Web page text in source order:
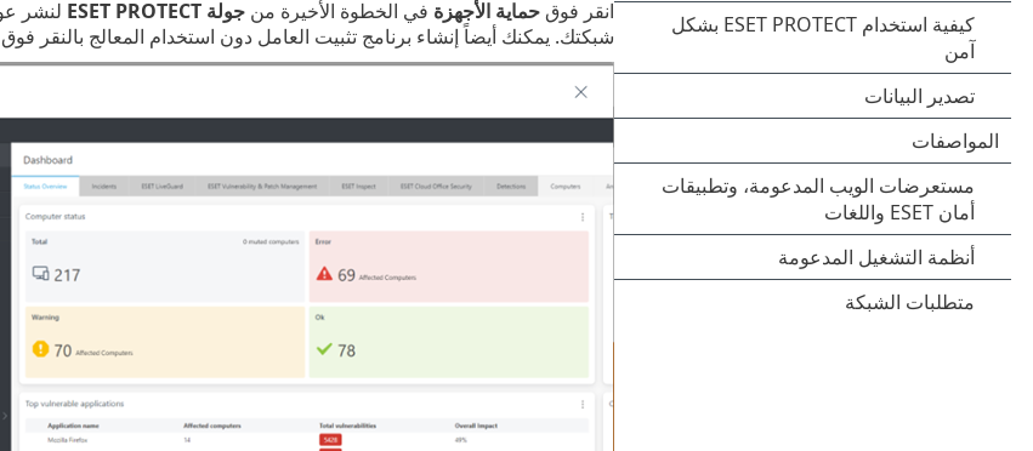
انقر فوقحماية الأجهزة في الخطوة الأخيرة من جولة ESET PROTECT
شبكتك. يمكنك أيضاً إنشاء برنامج تثبيت العامل دون استخدام المعالج بالنقر فوق